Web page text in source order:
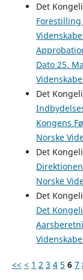
Det
Dato 25.
Det
Kongens
Norske
Det
Norske
Det
Det
<< < 1 2 3 4 5 6 7